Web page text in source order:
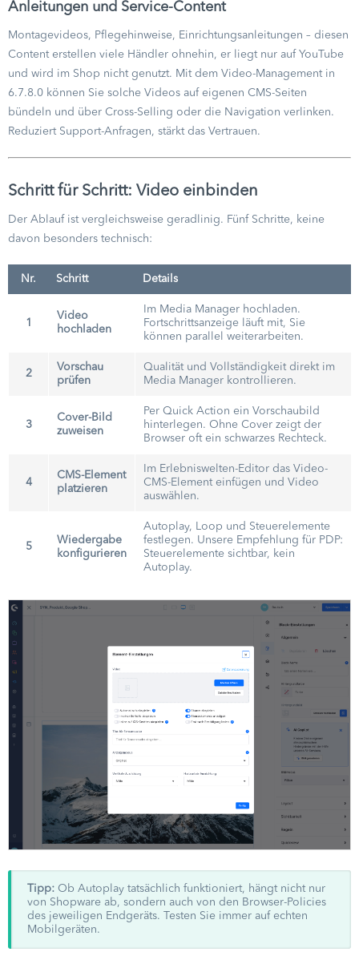
Anleitungen und Service-Content
Montagevideos, Pflegehinweise, Einrichtungsanleitungen – diesen
Content erstellen viele Händler ohnehin, er liegt nur auf YouTube
und wird im Shop nicht genutzt. Mit dem Video-Management in
6.7.8.0 können Sie solche Videos auf eigenen CMS-Seiten
bündeln und über Cross-Selling oder die Navigation verlinken.
Reduziert Support-Anfragen, stärkt das Vertrauen.
Schritt für Schritt: Video einbinden
Der Ablauf ist vergleichsweise geradlinig. Fünf Schritte, keine
davon besonders technisch:
Nr. Schritt Details
1
Video
hochladen
Im Media Manager hochladen.
Fortschrittsanzeige läuft mit, Sie
können parallel weiterarbeiten.
2
Vorschau
prüfen
Qualität und Vollständigkeit direkt im
Media Manager kontrollieren.
3
Cover-Bild
zuweisen
Per Quick Action ein Vorschaubild
hinterlegen. Ohne Cover zeigt der
Browser oft ein schwarzes Rechteck.
4
CMS-Element
platzieren
Im Erlebniswelten-Editor das Video-
CMS-Element einfügen und Video
auswählen.
5
Wiedergabe
konfigurieren
Autoplay, Loop und Steuerelemente
festlegen. Unsere Empfehlung für PDP:
Steuerelemente sichtbar, kein
Autoplay.
Tipp: Ob Autoplay tatsächlich funktioniert, hängt nicht nur
von Shopware ab, sondern auch von den Browser-Policies
des jeweiligen Endgeräts. Testen Sie immer auf echten
Mobilgeräten.